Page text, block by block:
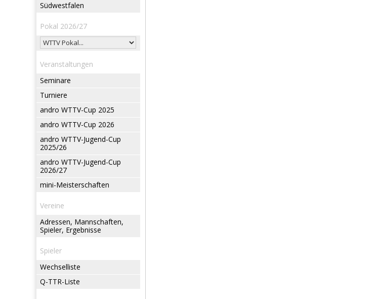
Südwestfalen
Pokal 2026/27
Veranstaltungen
Seminare
Turniere
andro WTTV-Cup 2025
andro WTTV-Cup 2026
andro WTTV-Jugend-Cup
2025/26
andro WTTV-Jugend-Cup
2026/27
mini-Meisterschaften
Vereine
Adressen, Mannschaften,
Spieler, Ergebnisse
Spieler
Wechselliste
Q-TTR-Liste